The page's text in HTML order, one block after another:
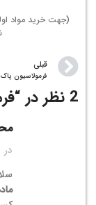
(جهت خرید مواد
قبلی
2 نظر در “
در